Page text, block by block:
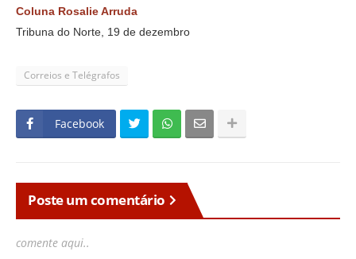
Coluna Rosalie Arruda
Tribuna do Norte, 19 de dezembro
Correios e Telégrafos
Facebook
Poste um comentário
comente aqui..